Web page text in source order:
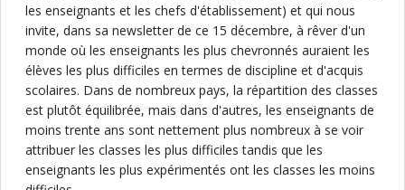
les enseignants et les chefs d'établissement) et qui nous
invite, dans sa newsletter de ce 15 décembre, à rêver d'un
monde où les enseignants les plus chevronnés auraient les
élèves les plus difficiles en termes de discipline et d'acquis
scolaires. Dans de nombreux pays, la répartition des classes
est plutôt équilibrée, mais dans d'autres, les enseignants de
moins trente ans sont nettement plus nombreux à se voir
attribuer les classes les plus difficiles tandis que les
enseignants les plus expérimentés ont les classes les moins